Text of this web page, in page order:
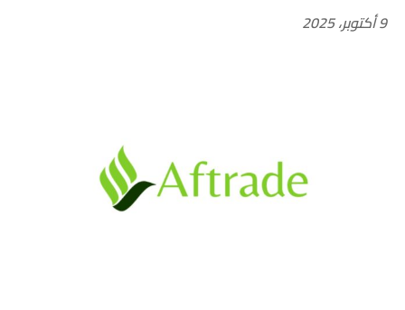
9 أكتوبر، 2025